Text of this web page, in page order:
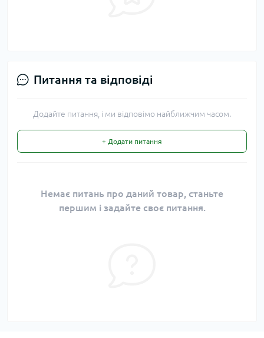
Питання та відповіді
Додайте питання, і ми відповімо найближчим часом.
+ Додати питання
Немає питань про даний товар, станьте
першим і задайте своє питання.